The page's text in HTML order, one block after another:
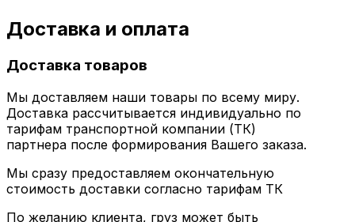
Доставка и оплата
Доставка товаров
Мы доставляем наши товары по всему миру.
Доставка рассчитывается индивидуально по
тарифам транспортной компании (ТК)
партнера после формирования Вашего заказа.
Мы сразу предоставляем окончательную
стоимость доставки согласно тарифам ТК
По желанию клиента, груз может быть